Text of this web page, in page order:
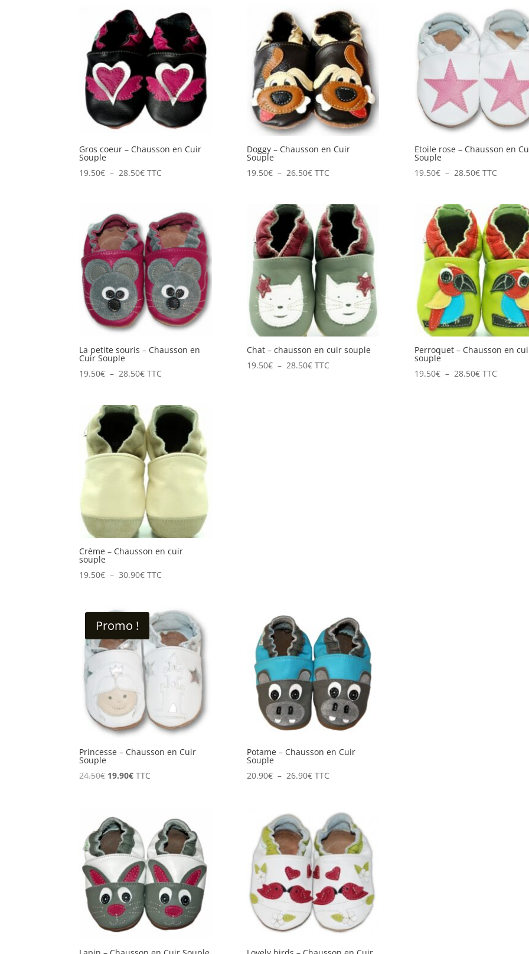
25.50€
Gros coeur – Chausson en Cuir
Souple
19.50€ – 28.50€Plage
19.50€
à
28.50€
TTC
Doggy – Chausson en Cuir
Souple
19.50€ – 26.50€Plage
19.50€
à
26.50€
TTC
Etoile rose – Chausson en
Souple
19.50€ – 28.50€Plage
19.50€
à
28.50€
TTC
La petite souris – Chausson en
Cuir Souple
19.50€ – 28.50€Plage
19.50€
à
28.50€
TTC
Chat – chausson en cuir souple
19.50€ – 28.50€Plage
TTC
Perroquet – Chausson en
souple
19.50€ – 28.50€Plage
TTC
Crème – Chausson en cuir
souple
19.50€ – 30.90€Plage
19.50€
30.90€
TTC
Promo !
Princesse – Chausson en Cuir
Souple
24.50€ Le
était :
24.50€.
19.90€Le
19.90€.
TTC
Potame – Chausson en Cuir
Souple
20.90€ – 26.90€Plage
20.90€
26.90€
TTC